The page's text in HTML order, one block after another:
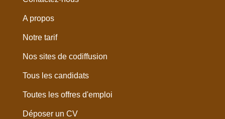
A propos
Notre tarif
Nos sites de codiffusion
Tous les candidats
Toutes les offres d'emploi
Déposer un CV